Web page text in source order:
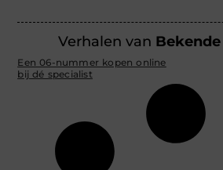
Verhalen van
Een 06-nummer kopen online
bij dé specialist